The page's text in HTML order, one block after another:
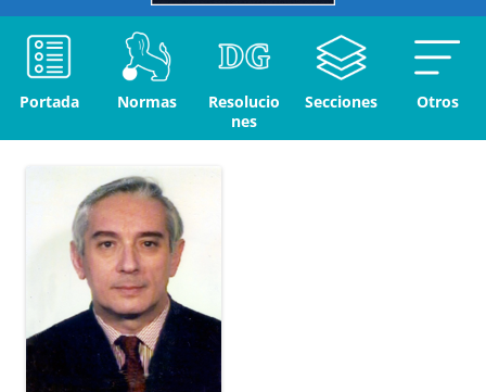
Portada Normas
Resolucio
nes
Secciones Otros